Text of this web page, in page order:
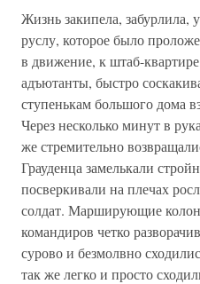
Жизнь закипела, забурлила,
руслу, которое было
в движение, к штаб-
адъютанты, быстро
ступенькам большого дома
Через несколько минут в
же стремительно
Грауденца замелькали
посверкивали на плечах
солдат. Марширующие
командиров четко
сурово и безмолвно
так же легко и просто